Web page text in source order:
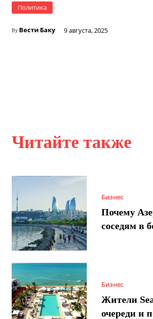
Политика
By Вести Баку 9 августа, 2025
Читайте также
Бизнес
Почему
соседям в
Бизнес
Жители
очереди и